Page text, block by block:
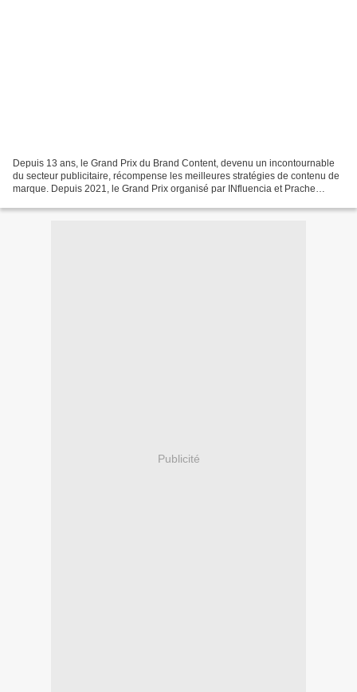
Depuis 13 ans, le Grand Prix du Brand Content, devenu un incontournable
du secteur publicitaire, récompense les meilleures stratégies de contenu de
marque. Depuis 2021, le Grand Prix organisé par INfluencia et Prache
Publicité